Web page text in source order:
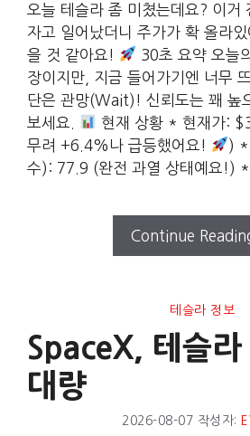
오늘 테슬라 좀 미쳤는데요? 이거
자고 일어났더니 주가가 확 올라
을 것 같아요!
30초 요약 오늘
장이지만, 지금 들어가기엔 너무
단은 관망(Wait)! 신뢰도는 꽤 높
보세요.
현재 상황 * 현재가:
무려 +6.4%나 급등했어요!
) *
수): 77.9 (완전 과열 상태예요!) *
Continue
테슬라 정보
SpaceX, 테슬라
대량
2026-08-07 작성자: